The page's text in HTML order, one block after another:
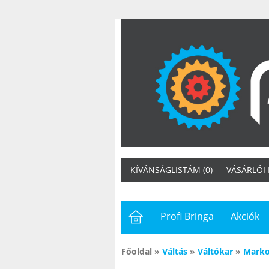
KÍVÁNSÁGLISTÁM (0)
Profi Bringa Akciók
Főoldal » Váltás » Váltókar »